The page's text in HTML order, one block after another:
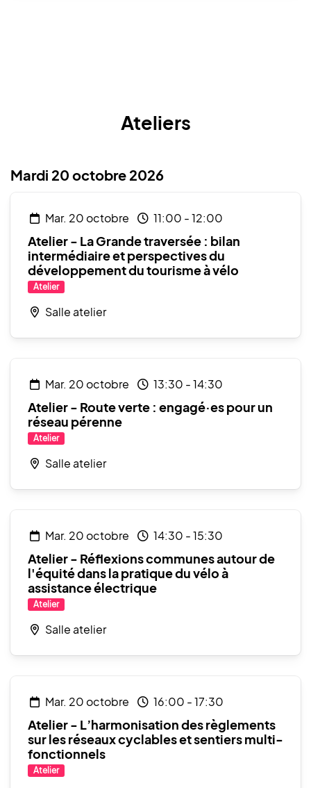
Ateliers
Mardi 20 octobre 2026
mar. 20 octobre 11:00 -12:00
Atelier - La Grande traversée : bilan
intermédiaire et perspectives du
développement du tourisme à vélo
Atelier
Salle atelier
mar. 20 octobre 13:30 -14:30
Atelier - Route verte : engagé·es pour un
réseau pérenne
Atelier
Salle atelier
mar. 20 octobre 14:30 -15:30
Atelier - Réflexions communes autour de
l'équité dans la pratique du vélo à
assistance électrique
Atelier
Salle atelier
mar. 20 octobre 16:00 -17:30
Atelier - L’harmonisation des règlements
sur les réseaux cyclables et sentiers multi-
fonctionnels
Atelier